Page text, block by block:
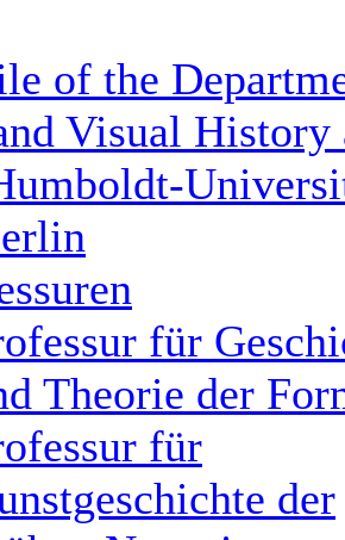
of the
Visual History
für
Theorie der
für
der